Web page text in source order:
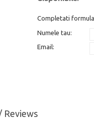
Completati
Numele tau:
Email:
Reviews